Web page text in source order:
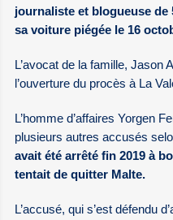
journaliste et blogueuse de
sa voiture piégée le 16
L’avocat de la famille, Jason
l’ouverture du procès à La
L’homme d’affaires Yorgen
plusieurs autres accusés
avait été arrêté fin 2019 à
tentait de quitter Malte.
L’accusé, qui s’est défendu